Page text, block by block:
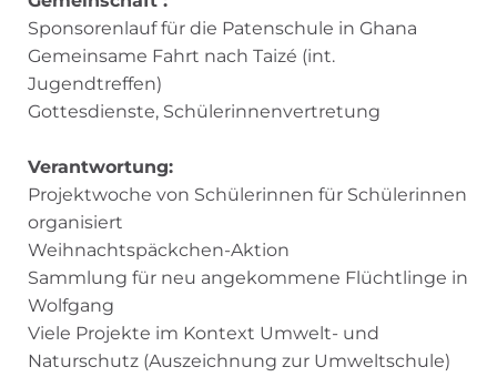
Sponsorenlauf für die Patenschule in Ghana
Gemeinsame Fahrt nach Taizé (int.
Jugendtreffen)
Gottesdienste, Schülerinnenvertretung
Verantwortung:
Projektwoche von Schülerinnen für Schülerinnen
organisiert
Weihnachtspäckchen-Aktion
Sammlung für neu angekommene Flüchtlinge in
Wolfgang
Viele Projekte im Kontext Umwelt- und
Naturschutz (Auszeichnung zur Umweltschule)